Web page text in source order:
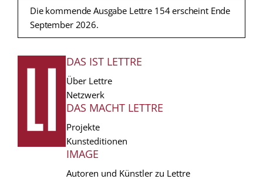
Die kommende Ausgabe Lettre 154 erscheint Ende
September 2026.
FUSSZEILE
DAS IST LETTRE
Über Lettre
Netzwerk
DAS MACHT LETTRE
Projekte
Kunsteditionen
IMAGE
Autoren und Künstler zu Lettre